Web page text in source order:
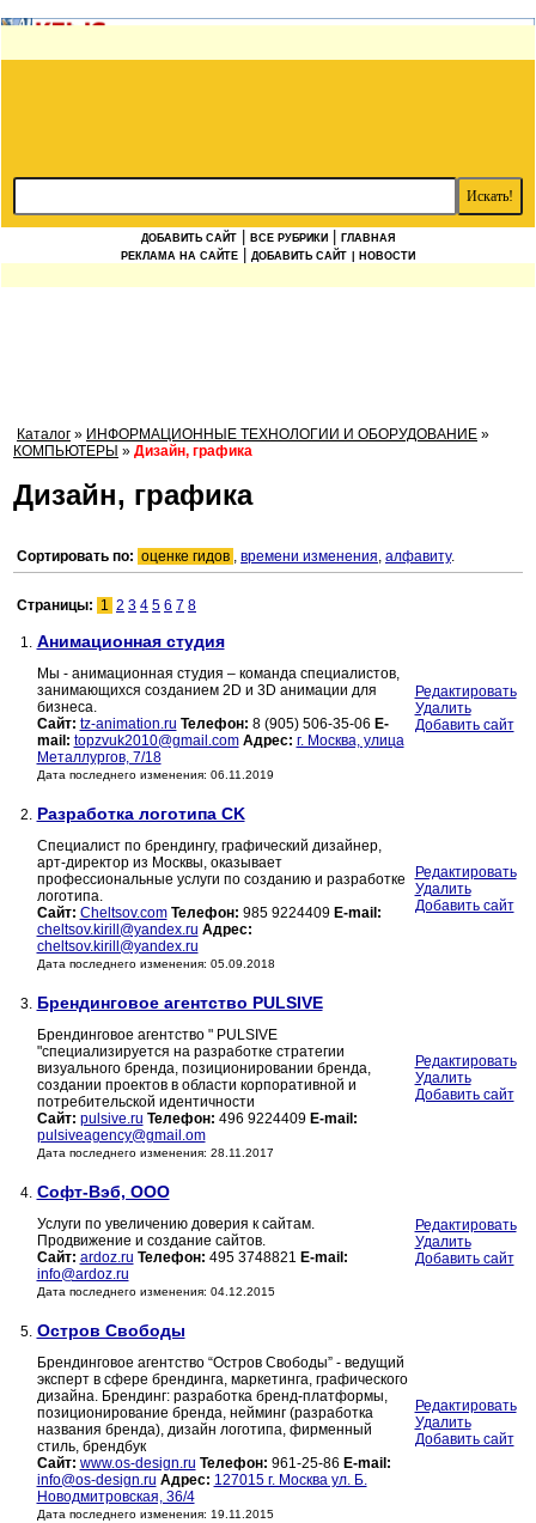
ДОБАВИТЬ САЙТ ВСЕ РУБРИКИ
ГЛАВНАЯ
РЕКЛАМА НА САЙТЕ
ДОБАВИТЬ САЙТ | НОВОСТИ
Каталог » ИНФОРМАЦИОННЫЕ ТЕХНОЛОГИИ И ОБОРУДОВАНИЕ »
КОМПЬЮТЕРЫ » Дизайн, графика
Дизайн, графика
Сортировать по: оценке гидов , времени изменения, алфавиту.
Страницы: 1 2 3 4 5 6 7 8
1. Анимационная студия
Мы - анимационная студия – команда специалистов,
занимающихся созданием 2D и 3D анимации для
бизнеса.
Сайт: tz-animation.ru Телефон: 8 (905) 506-35-06 E-
mail: topzvuk2010@gmail.com Адрес: г. Москва, улица
Металлургов, 7/18
Дата последнего изменения: 06.11.2019
Редактировать
Удалить
Добавить сайт
2. Разработка логотипа CK
Специалист по брендингу, графический дизайнер,
арт-директор из Москвы, оказывает
профессиональные услуги по созданию и разработке
логотипа.
Сайт: Cheltsov.com Телефон: 985 9224409 E-mail:
cheltsov.kirill@yandex.ru Адрес:
cheltsov.kirill@yandex.ru
Дата последнего изменения: 05.09.2018
Редактировать
Удалить
Добавить сайт
3. Брендинговое агентство PULSIVE
Брендинговое агентство " PULSIVE
"специализируется на разработке стратегии
визуального бренда, позиционировании бренда,
создании проектов в области корпоративной и
потребительской идентичности
Сайт: pulsive.ru Телефон: 496 9224409 E-mail:
pulsiveagency@gmail.om
Дата последнего изменения: 28.11.2017
Редактировать
Удалить
Добавить сайт
4. Софт-Вэб, ООО
Услуги по увеличению доверия к сайтам.
Продвижение и создание сайтов.
Сайт: ardoz.ru Телефон: 495 3748821 E-mail:
info@ardoz.ru
Дата последнего изменения: 04.12.2015
Редактировать
Удалить
Добавить сайт
5. Остров Cвободы
Брендинговое агентство “Остров Свободы” - ведущий
эксперт в сфере брендинга, маркетинга, графического
дизайна. Брендинг: разработка бренд-платформы,
позиционирование бренда, нейминг (разработка
названия бренда), дизайн логотипа, фирменный
стиль, брендбук
Сайт: www.os-design.ru Телефон: 961-25-86 E-mail:
info@os-design.ru Адрес: 127015 г. Москва ул. Б.
Новодмитровская, 36/4
Дата последнего изменения: 19.11.2015
Редактировать
Удалить
Добавить сайт